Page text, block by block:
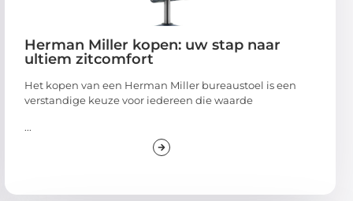
Herman Miller kopen: uw stap naar
ultiem zitcomfort
Het kopen van een Herman Miller bureaustoel is een
verstandige keuze voor iedereen die waarde
...